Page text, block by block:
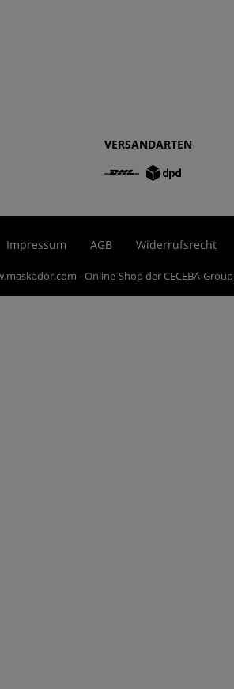
VERSANDARTEN
Impressum AGB Widerrufsrecht
- Online-Shop der CECEBA-Group